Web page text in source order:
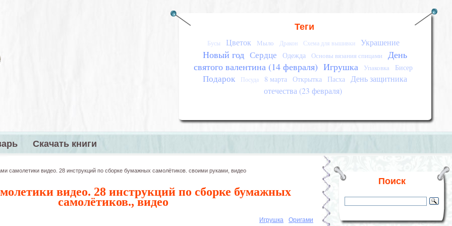
Теги
Бусы Цветок Мыло Дракон Схема для вышивки Украшение
Новый год Сердце Одежда Основы вязания спицами
День
святого валентина (14 февраля) Игрушка Упаковка Бисер
Подарок Посуда 8 марта Открытка Пасха День защитника
отечества (23 февраля)
Скачать книги
самолетики видео. 28 инструкций по сборке бумажных самолётиков. своими руками, видео
видео. 28 инструкций по сборке бумажных
самолётиков., видео
Оригами
Игрушка
Поиск